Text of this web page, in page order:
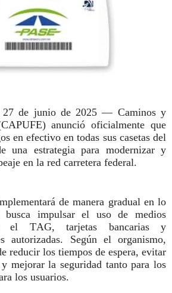
27 de junio de 2025 — Caminos y
anunció oficialmente que
en efectivo en todas sus casetas del
una estrategia para modernizar y
en la red carretera federal.
de manera gradual en lo
impulsar el uso de medios
el TAG, tarjetas bancarias y
autorizadas. Según el organismo,
reducir los tiempos de espera, evitar
mejorar la seguridad tanto para los
los usuarios.